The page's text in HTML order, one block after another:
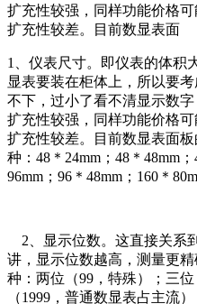
扩充性较强，同样功能价格
扩充性较差。目前数显表面
1、仪表尺寸。即仪表的体积
显表要装在柜体上，所以要
不下，过小了看不清显示数
扩充性较强，同样功能价格
扩充性较差。目前数显表面
种：48＊24mm；48＊48mm
96mm；96＊48mm；160＊
2、显示位数。这直接关系
讲，显示位数越高，测量更
种：两位（99，特殊）；三
（1999，普通数显表占主流